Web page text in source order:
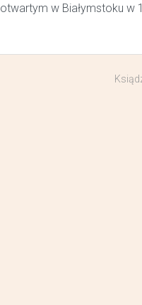
w Białymstoku w